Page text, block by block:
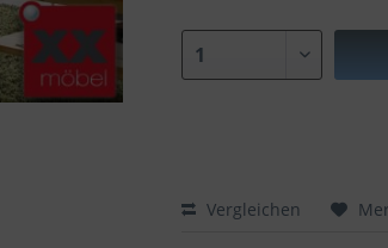
Vergleichen